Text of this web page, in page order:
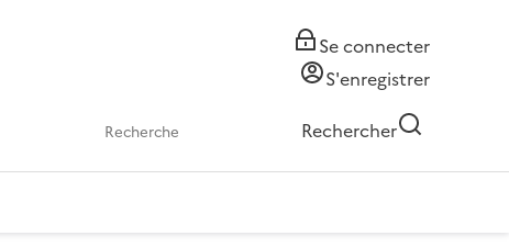
Se connecter
S'enregistrer
Rechercher